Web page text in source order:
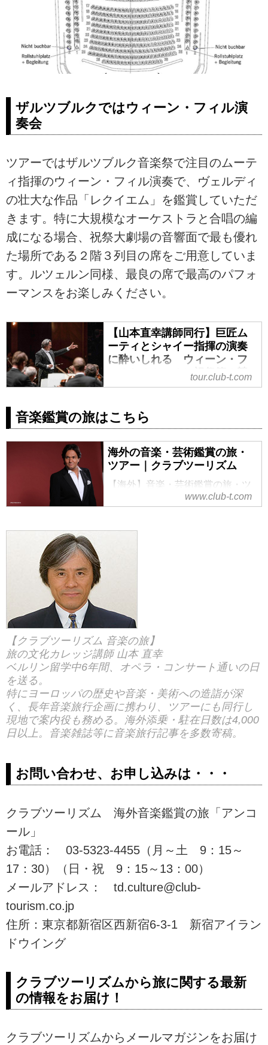
ザルツブルクではウィーン・フィル演
奏会
ツアーではザルツブルク音楽祭で注目のムーテ
ィ指揮のウィーン・フィル演奏で、ヴェルディ
の壮大な作品「レクイエム」を鑑賞していただ
きます。特に大規模なオーケストラと合唱の編
成になる場合、祝祭大劇場の音響面で最も優れ
た場所である２階３列目の席をご用意していま
す。ルツェルン同様、最良の席で最高のパフォ
ーマンスをお楽しみください。
【山本直幸講師同行】巨匠ム
ーティとシャイー指揮の演奏
に酔いしれる ウィーン・フ
ィルとルツェルン祝祭管の競
演 ザルツブルク音楽祭とル
ブツーリズム
【山本直幸講師同行】巨匠ムーテ
ィとシャイー指揮の演奏に酔いし
れる ウィーン・フィルとルツェ
ルン祝祭管の競演 ザルツブルク
音楽祭とルツェルン音楽祭８日間
の紹介をしています。ツアー・旅
tour.club-t.com
音楽鑑賞の旅はこちら
海外の音楽・芸術鑑賞の旅・
ツアー｜クラブツーリズム
【海外】音楽・芸術鑑賞の旅・ツ
アーなら、クラブツーリズム！ク
www.club-t.com
【クラブツーリズム 音楽の旅】
旅の文化カレッジ講師 山本 直幸
ベルリン留学中6年間、オペラ・コンサート通いの日
を送る。
特にヨーロッパの歴史や音楽・美術への造詣が深
く、長年音楽旅行企画に携わり、ツアーにも同行し
現地で案内役も務める。海外添乗・駐在日数は4,000
日以上。音楽雑誌等に音楽旅行記事を多数寄稿。
お問い合わせ、お申し込みは・・・
クラブツーリズム 海外音楽鑑賞の旅「アンコ
ール」
お電話： 03-5323-4455（月～土 9：15～
17：30）（日・祝 9：15～13：00）
メールアドレス： td.culture@club-
tourism.co.jp
住所：東京都新宿区西新宿6-3-1 新宿アイラン
ドウイング
クラブツーリズムから旅に関する最新
の情報をお届け！
クラブツーリズムからメールマガジンをお届け